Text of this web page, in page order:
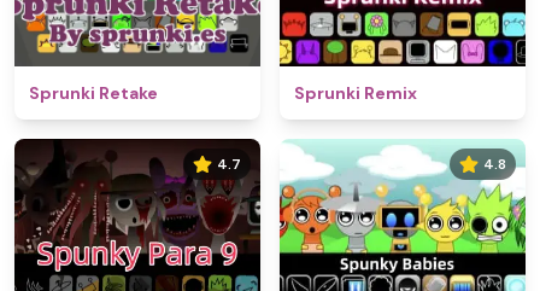
Sprunki Retake Sprunki Remix
4.7 4.8